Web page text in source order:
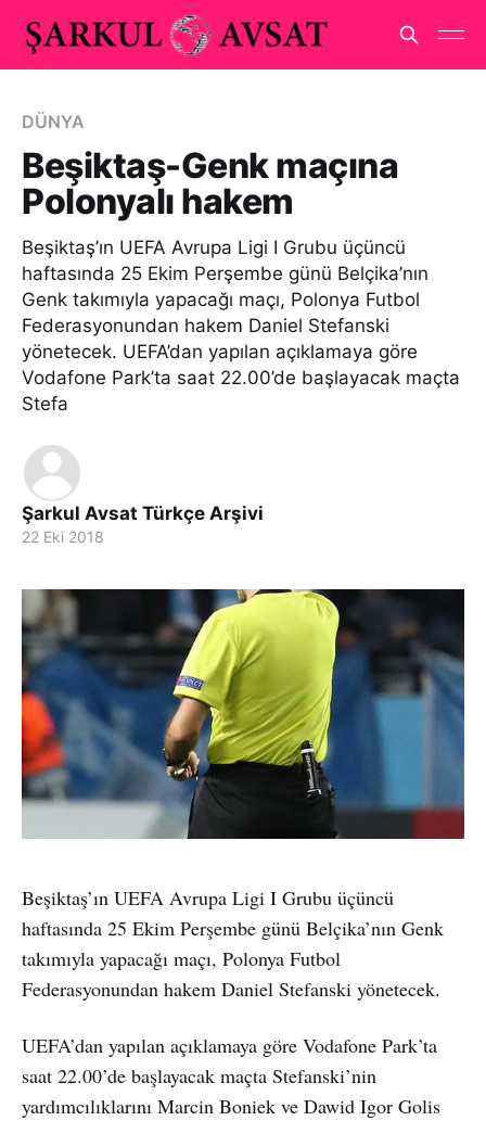
DÜNYA
Beşiktaş-Genk maçına
Polonyalı hakem
Beşiktaş’ın UEFA Avrupa Ligi I Grubu üçüncü
haftasında 25 Ekim Perşembe günü Belçika’nın
Genk takımıyla yapacağı maçı, Polonya Futbol
Federasyonundan hakem Daniel Stefanski
yönetecek. UEFA’dan yapılan açıklamaya göre
Vodafone Park’ta saat 22.00’de başlayacak maçta
Stefa
Şarkul Avsat Türkçe Arşivi
22 Eki 2018
Beşiktaş’ın UEFA Avrupa Ligi I Grubu üçüncü
haftasında 25 Ekim Perşembe günü Belçika’nın Genk
takımıyla yapacağı maçı, Polonya Futbol
Federasyonundan hakem Daniel Stefanski yönetecek.
UEFA’dan yapılan açıklamaya göre Vodafone Park’ta
saat 22.00’de başlayacak maçta Stefanski’nin
yardımcılıklarını Marcin Boniek ve Dawid Igor Golis